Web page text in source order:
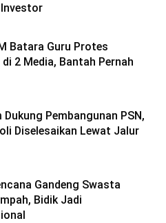
Investor
Batara Guru Protes
2 Media, Bantah Pernah
Pembangunan PSN,
Diselesaikan Lewat Jalur
Gandeng Swasta
Bidik Jadi